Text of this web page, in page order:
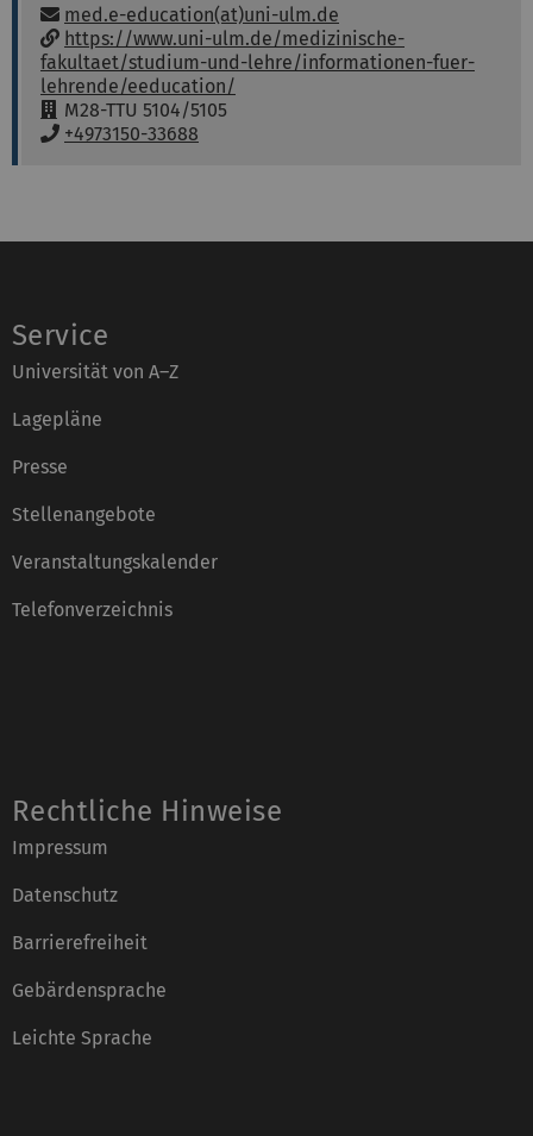
E-Mail:
med.e-education(at)uni-ulm.de
w
w
w
https://www.uni-ulm.de/medizinische-
fakultaet/studium-und-lehre/informationen-fuer-
lehrende/eeducation/
R
a
M28-TTU 5104/5105
T+4973150-33688
Service
Universität von A–Z
Lagepläne
Presse
Stellenangebote
Veranstaltungskalender
Telefonverzeichnis
Rechtliche Hinweise
Impressum
Datenschutz
Barrierefreiheit
Gebärdensprache
Leichte Sprache